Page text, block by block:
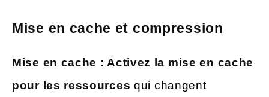
Mise en cache et compression
Mise en cache : Activez la mise en cache
pour les ressources qui changent